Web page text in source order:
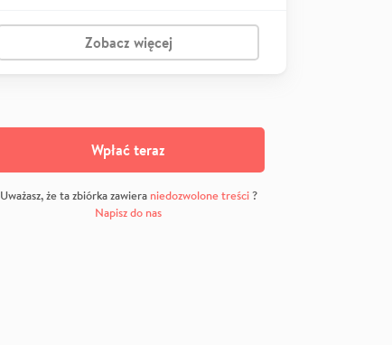
Zobacz więcej
Wpłać teraz
Uważasz, że ta zbiórka zawiera niedozwolone treści?
Napisz do nas